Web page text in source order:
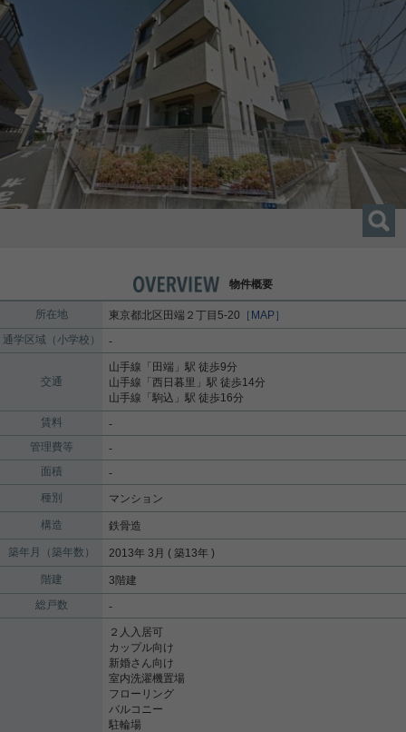
物件概要
所在地 東京都北区田端 ２丁目5-20 ［MAP］
通学区域（小学校）
-
交通
山手線 「田端 」駅 徒歩9分
山手線 「西日暮里 」駅 徒歩14分
山手線 「駒込 」駅 徒歩16分
賃料
-
管理費等
-
面積
-
種別
マンション
構造 鉄骨造
築年月（築年数） 2013年 3月 ( 築13年 )
階建
3階建
総戸数
-
２人入居可
カップル向け
新婚さん向け
室内洗濯機置場
フローリング
バルコニー
駐輪場